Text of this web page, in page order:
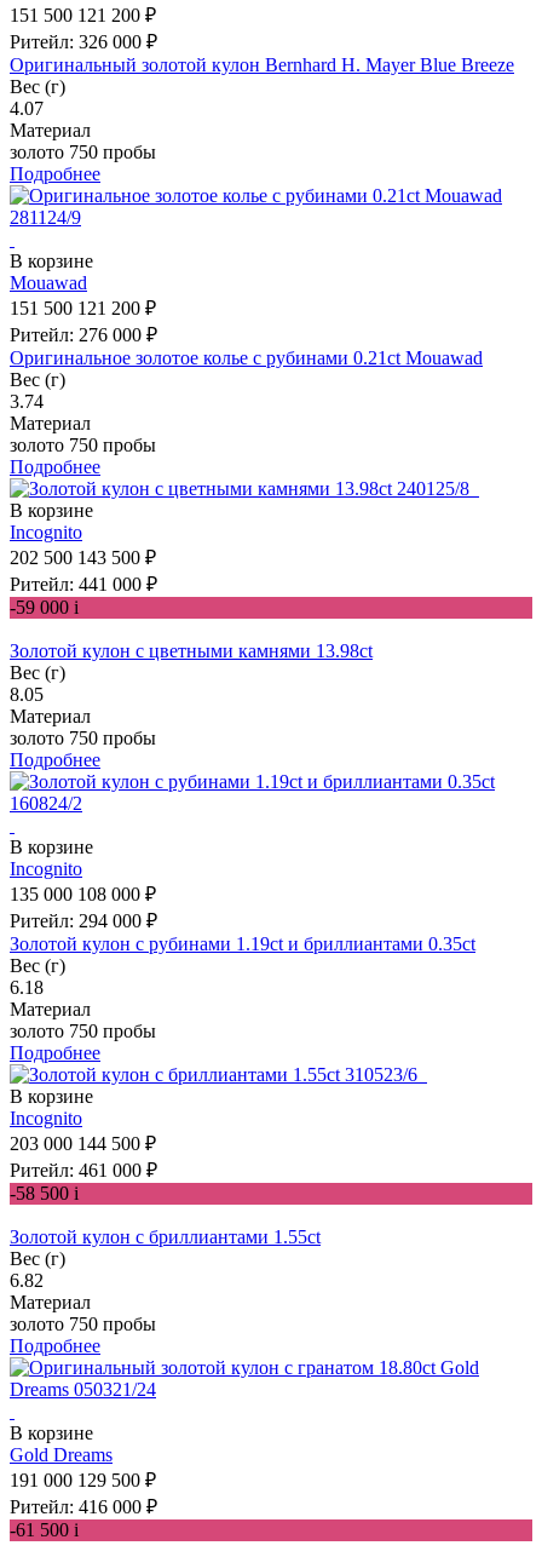
151 500 121 200 ₽
Ритейл: 326 000 ₽
Оригинальный золотой кулон Bernhard H. Mayer Blue Breeze
Вес (г)
4.07
Материал
золото 750 пробы
Подробнее
В корзине
Mouawad
151 500 121 200 ₽
Ритейл: 276 000 ₽
Оригинальное золотое колье с рубинами 0.21ct Mouawad
Вес (г)
3.74
Материал
золото 750 пробы
Подробнее
В корзине
Incognito
202 500 143 500 ₽
Ритейл: 441 000 ₽
-59 000 i
Золотой кулон с цветными камнями 13.98ct
Вес (г)
8.05
Материал
золото 750 пробы
Подробнее
В корзине
Incognito
135 000 108 000 ₽
Ритейл: 294 000 ₽
Золотой кулон с рубинами 1.19ct и бриллиантами 0.35ct
Вес (г)
6.18
Материал
золото 750 пробы
Подробнее
В корзине
Incognito
203 000 144 500 ₽
Ритейл: 461 000 ₽
-58 500 i
Золотой кулон с бриллиантами 1.55ct
Вес (г)
6.82
Материал
золото 750 пробы
Подробнее
В корзине
Gold Dreams
191 000 129 500 ₽
Ритейл: 416 000 ₽
-61 500 i